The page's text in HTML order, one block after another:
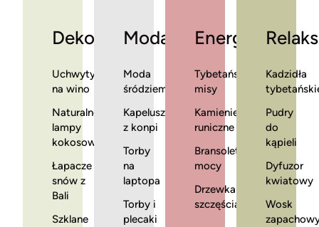
Dekoracje
Uchwyty
na wino
Naturalne
lampy
kokosowe
Łapacze
snów z
Bali
Szklane
Moda
Moda
śródziemnomorska
Kapelusze
z konpi
Torby
na
laptopa
Torby i
plecaki
Energia
Tybetańskie
misy
Kamienie
runiczne
Bransoletki
mocy
Drzewka
szczęścia
Relaks
Kadzidła
Pudry
do
kąpieli
Dyfuzor
kwiatowy
Wosk